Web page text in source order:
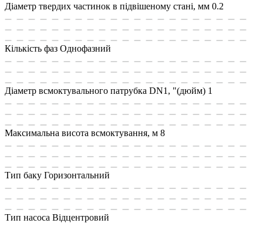
Діаметр твердих частинок в підвішеному стані, мм 0.2
Кількість фаз Однофазний
Діаметр всмоктувального патрубка DN1, "(дюйм) 1
Максимальна висота всмоктування, м 8
Тип баку Горизонтальний
Тип насоса Відцентровий